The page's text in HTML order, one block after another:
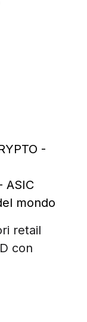
-
ASIC
mondo
retail
con